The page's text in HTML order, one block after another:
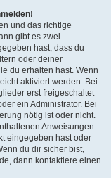
und das richtige
gibt es zwei
hast, dass du
oder deiner
du erhalten hast. Wenn
aktiviert werden. Bei
erst freigeschaltet
ein Administrator. Bei
nötig ist oder nicht.
Anweisungen.
eingegeben hast oder
du dir sicher bist,
dann kontaktiere einen